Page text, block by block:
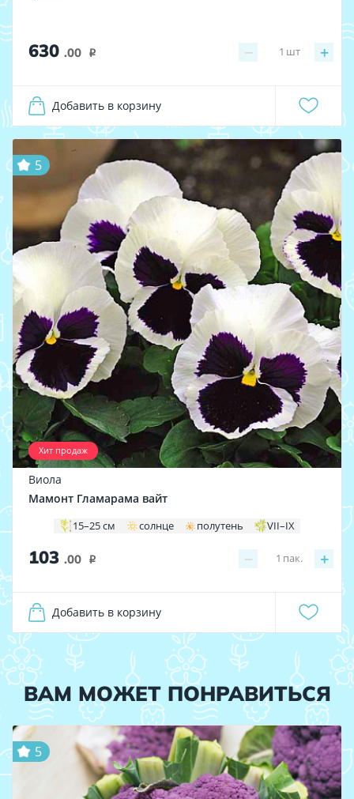
630 .00 i − +
1 шт
Добавить в корзину
Хит продаж
5
Виола
Мамонт Гламарама вайт
15–25 см солнце полутень VII–IX
103 .00 i − +
1 пак.
Добавить в корзину
ВАМ МОЖЕТ ПОНРАВИТЬСЯ
5